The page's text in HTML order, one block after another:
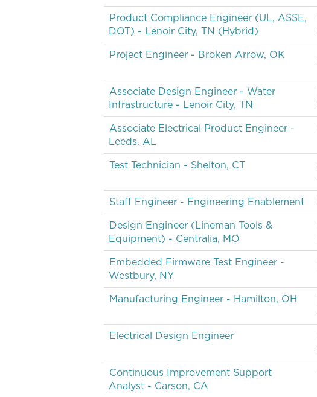
Product Compliance Engineer (UL, ASSE,
DOT) - Lenoir City, TN (Hybrid)
Project Engineer - Broken Arrow, OK
Associate Design Engineer - Water
Infrastructure - Lenoir City, TN
Associate Electrical Product Engineer -
Leeds, AL
Test Technician - Shelton, CT
Staff Engineer - Engineering Enablement
Design Engineer (Lineman Tools &
Equipment) - Centralia, MO
Embedded Firmware Test Engineer -
Westbury, NY
Manufacturing Engineer - Hamilton, OH
Electrical Design Engineer
Continuous Improvement Support
Analyst - Carson, CA